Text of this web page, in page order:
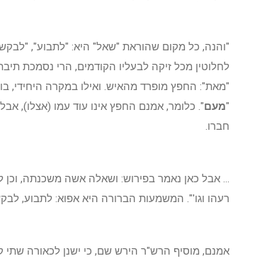
"והנה, כל מקום שהוראת "שאל" היא: "לתבוע",
לחלוטין מכל זיקה לבעליו הקודמים, הרי נסמכת
"מאת": החפץ מופרד מהאיש. ואילו במקרה היחידי,
"מעם". כלומר, אמנם החפץ אינו עוד עמו (אצלו),
חברו.
... אבל כאן נאמר בפירוש: ושאלה אשה משכנתה, וכן
רעהו וגו'". המשמעות הברורה היא אפוא: לתבוע,
אמנם, מוסיף הרש"ר הירש שם, כי ישנן לכאורה